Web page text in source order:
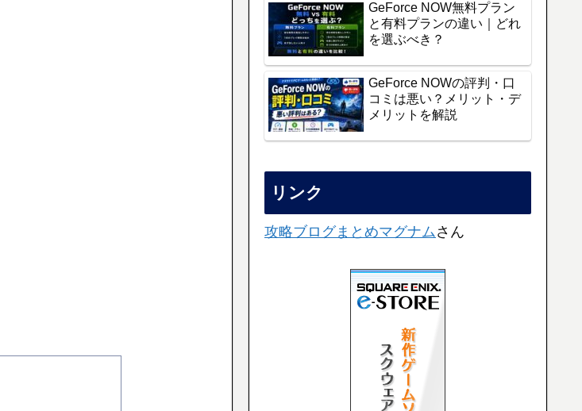
GeForce NOW無料プラン
と有料プランの違い｜どれ
を選ぶべき？
GeForce NOWの評判・口
コミは悪い？メリット・デ
メリットを解説
リンク
攻略ブログまとめマグナムさん